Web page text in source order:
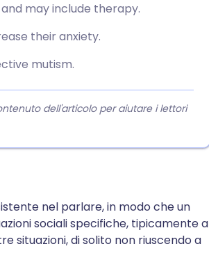
may include therapy.
their anxiety.
mutism.
dell'articolo per aiutare i lettori
nel parlare, in modo che un
sociali specifiche, tipicamente a
situazioni, di solito non riuscendo a